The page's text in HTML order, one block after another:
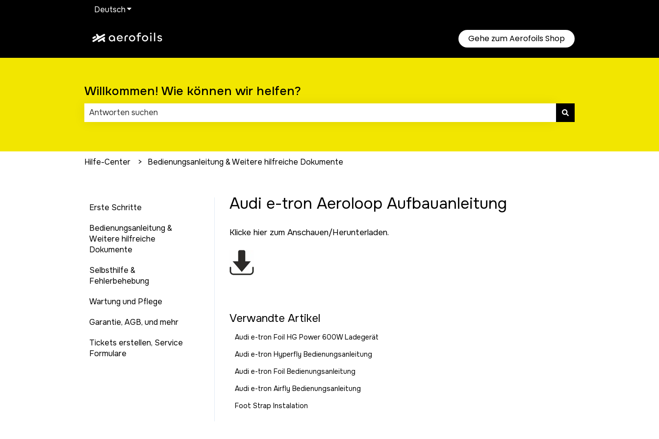
DeutschUntermenü für Übersetzungen anzeigen
Gehe zum Aerofoils Shop
Willkommen! Wie können wir helfen?
Hilfe-Center Bedienungsanleitung & Weitere hilfreiche Dokumente
Audi e-tron Aeroloop Aufbauanleitung
Klicke hier zum Anschauen/Herunterladen.
Verwandte Artikel
Audi e-tron Foil HG Power 600W Ladegerät
Audi e-tron Hyperfly Bedienungsanleitung
Audi e-tron Foil Bedienungsanleitung
Audi e-tron Airfly Bedienungsanleitung
Foot Strap Instalation
Erste Schritte
Bedienungsanleitung &
Weitere hilfreiche
Dokumente
Selbsthilfe &
Fehlerbehebung
Wartung und Pflege
Garantie, AGB, und mehr
Tickets erstellen, Service
Formulare